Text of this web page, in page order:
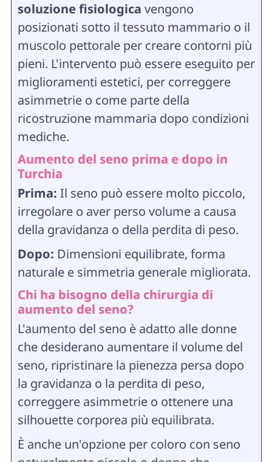
soluzione fisiologica vengono
posizionati sotto il tessuto mammario o il
muscolo pettorale per creare contorni più
pieni. L'intervento può essere eseguito per
miglioramenti estetici, per correggere
asimmetrie o come parte della
ricostruzione mammaria dopo condizioni
mediche.
Aumento del seno prima e dopo in
Turchia
Prima: Il seno può essere molto piccolo,
irregolare o aver perso volume a causa
della gravidanza o della perdita di peso.
Dopo: Dimensioni equilibrate, forma
naturale e simmetria generale migliorata.
Chi ha bisogno della chirurgia di
aumento del seno?
L'aumento del seno è adatto alle donne
che desiderano aumentare il volume del
seno, ripristinare la pienezza persa dopo
la gravidanza o la perdita di peso,
correggere asimmetrie o ottenere una
silhouette corporea più equilibrata.
È anche un'opzione per coloro con seno